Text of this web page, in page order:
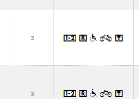
3
3